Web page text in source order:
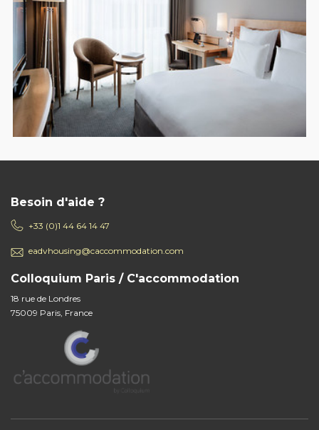
Besoin d'aide ?
+33 (0)1 44 64 14 47
eadvhousing@caccommodation.com
Colloquium Paris / C'accommodation
18 rue de Londres
75009 Paris, France